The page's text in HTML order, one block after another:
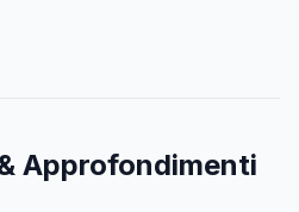
Approfondimenti